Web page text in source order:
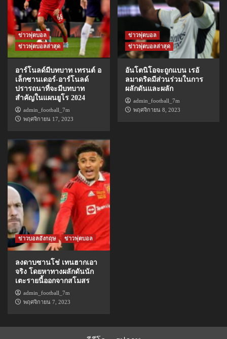
ข่าวฟุตบอล
ข่าวฟุตบอลล่าสุด
อาร์โนลด์มีบทบาท เทรนต์ อ
เล็กซานเดอร์-อาร์โนลด์
ปรารถนาที่จะมีบทบาท
สำคัญในแผนยูโร 2024
admin_football_7m
พฤศจิกายน 17, 2023
ข่าวฟุตบอล
ข่าวฟุตบอลล่าสุด
อันโตนิโอจะถูกแบน เรอั
ลมาดริดมีส่วนร่วมในการ
ผลักดันและผลัก
admin_football_7m
พฤศจิกายน 8, 2023
ข่าวบอลอังกฤษ ข่าวฟุตบอล
ลงดาบซานโช่ เทนฮากเอา
จริง โดยหาทางผลักดันนัก
เตะรายนี้ออกจากสโมสร
admin_football_7m
พฤศจิกายน 7, 2023